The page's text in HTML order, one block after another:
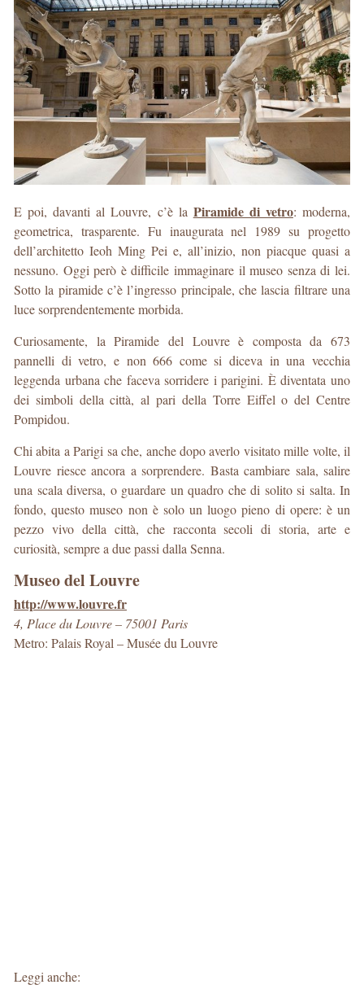
E poi, davanti al Louvre, c’è la Piramide di vetro: moderna,
geometrica, trasparente. Fu inaugurata nel 1989 su progetto
dell’architetto Ieoh Ming Pei e, all’inizio, non piacque quasi a
nessuno. Oggi però è difficile immaginare il museo senza di lei.
Sotto la piramide c’è l’ingresso principale, che lascia filtrare una
luce sorprendentemente morbida.
Curiosamente, la Piramide del Louvre è composta da 673
pannelli di vetro, e non 666 come si diceva in una vecchia
leggenda urbana che faceva sorridere i parigini. È diventata uno
dei simboli della città, al pari della Torre Eiffel o del Centre
Pompidou.
Chi abita a Parigi sa che, anche dopo averlo visitato mille volte, il
Louvre riesce ancora a sorprendere. Basta cambiare sala, salire
una scala diversa, o guardare un quadro che di solito si salta. In
fondo, questo museo non è solo un luogo pieno di opere: è un
pezzo vivo della città, che racconta secoli di storia, arte e
curiosità, sempre a due passi dalla Senna.
Museo del Louvre
http://www.louvre.fr
4, Place du Louvre – 75001 Paris
Metro: Palais Royal – Musée du Louvre
Leggi anche: